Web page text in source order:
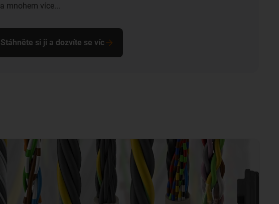
a mnohem více...
Stáhněte si ji a dozvíte se víc